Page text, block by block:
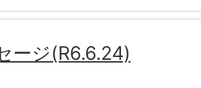
ージ(R6.6.24)